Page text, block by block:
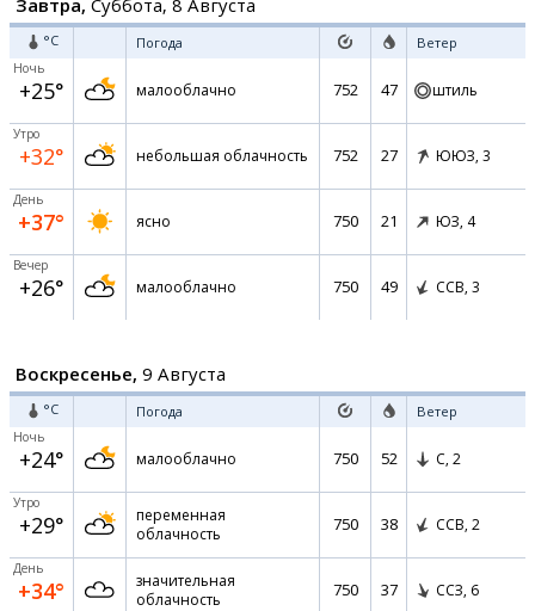
Завтра, Суббота, 8 Августа
°C Погода Ветер
Ночь
+25° малооблачно 752 47 штиль
Утро
+32° небольшая облачность 752 27 ЮЮЗ, 3
День
+37° ясно 750 21 ЮЗ, 4
Вечер
+26° малооблачно 750 49 ССВ, 3
Воскресенье, 9 Августа
°C Погода Ветер
Ночь
+24° малооблачно 750 52 С, 2
Утро
+29°
переменная
облачность
750 38 ССВ, 2
День
+34°
значительная
облачность
750 37 ССЗ, 6